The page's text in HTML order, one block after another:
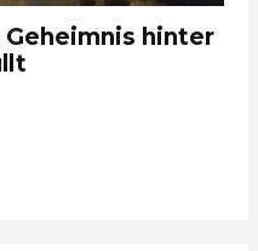
Geheimnis hinter